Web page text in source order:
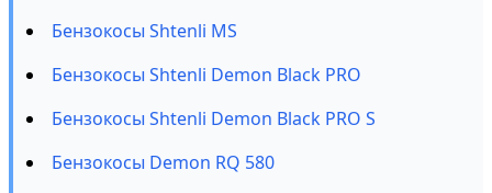
Бензокосы Shtenli MS
Бензокосы Shtenli Demon Black PRO
Бензокосы Shtenli Demon Black PRO S
Бензокосы Demon RQ 580